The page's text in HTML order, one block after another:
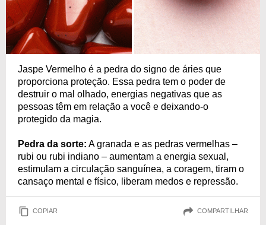
Jaspe Vermelho é a pedra do signo de áries que
proporciona proteção. Essa pedra tem o poder de
destruir o mal olhado, energias negativas que as
pessoas têm em relação a você e deixando-o
protegido da magia.
Pedra da sorte: A granada e as pedras vermelhas –
rubi ou rubi indiano – aumentam a energia sexual,
estimulam a circulação sanguínea, a coragem, tiram o
cansaço mental e físico, liberam medos e repressão.
COPIAR COMPARTILHAR